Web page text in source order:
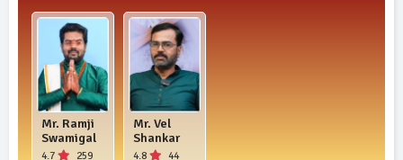
Mr. Ramji
Swamigal
4.7
259
Mr. Vel
Shankar
4.8
44